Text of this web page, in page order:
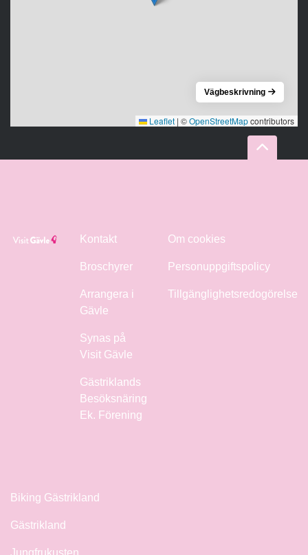
Leaflet | ©OpenStreetMapcontributors
Vägbeskrivning
Kontakt
Broschyrer
Arrangera i
Gävle
Synas på
Visit Gävle
Gästriklands
Besöksnäring
Ek. Förening
Om cookies
Personuppgiftspolicy
Tillgänglighetsredogörelse
Biking Gästrikland
Gästrikland
Jungfrukusten